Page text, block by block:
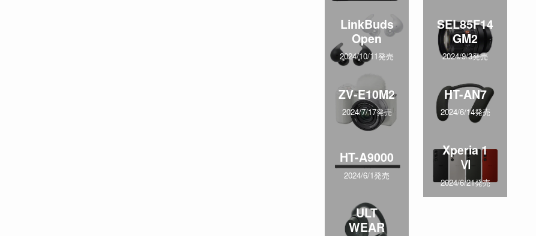
LinkBuds
Open
2024/10/11発売
SEL85F14
GM2
2024/9/3発売
ZV-E10M2
2024/7/17発売
HT-AN7
2024/6/14発売
HT-A9000
2024/6/1発売
Xperia 1
Ⅵ
2024/6/21発売
ULT
WEAR